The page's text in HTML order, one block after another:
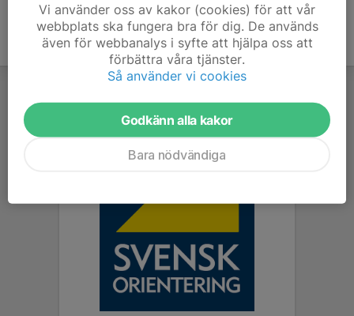
Vi använder oss av kakor (cookies) för att vår
webbplats ska fungera bra för dig. De används
även för webbanalys i syfte att hjälpa oss att
förbättra våra tjänster.
Så använder vi cookies
Godkänn alla kakor
Bara nödvändiga